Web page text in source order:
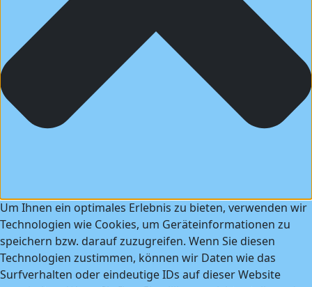
Um Ihnen ein optimales Erlebnis zu bieten, verwenden wir
Technologien wie Cookies, um Geräteinformationen zu
speichern bzw. darauf zuzugreifen. Wenn Sie diesen
Technologien zustimmen, können wir Daten wie das
Surfverhalten oder eindeutige IDs auf dieser Website